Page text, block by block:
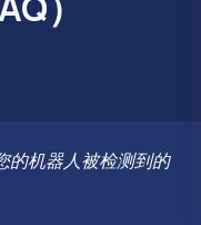
的机器人被检测到的